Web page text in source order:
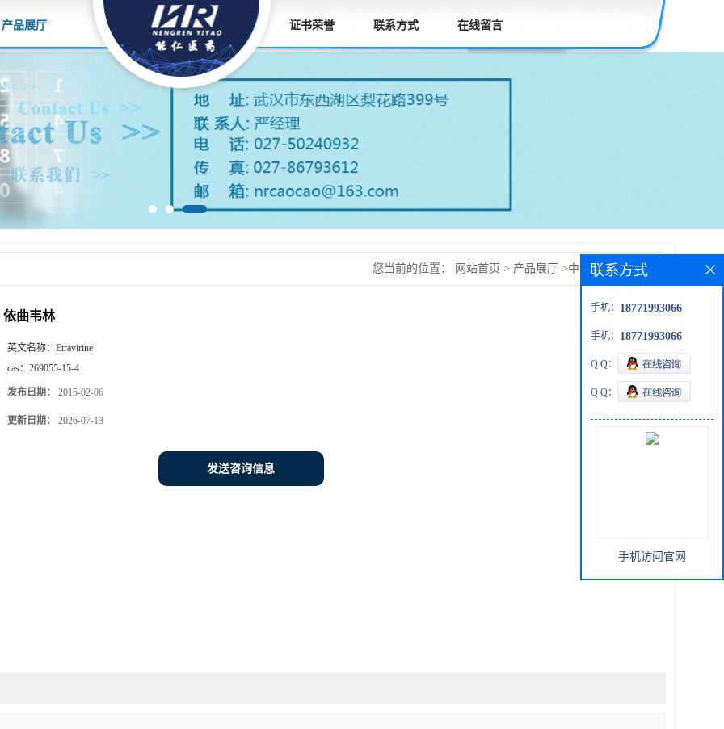
产品展厅 证书荣誉 联系方式 在线留言
您当前的位置： 网站首页 > 产品展厅 >中间体>依曲韦林
依曲韦林
英文名称： Etravirine
cas： 269055-15-4
发布日期： 2015-02-06
更新日期： 2026-07-13
发送咨询信息
联系方式
手机： 18771993066
手机： 18771993066
Q Q：
Q Q：
手机访问官网